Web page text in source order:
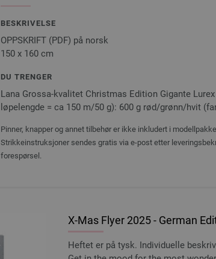
BESKRIVELSE
OPPSKRIFT (PDF) på norsk
150 x 160 cm
DU TRENGER
Lana Grossa-kvalitet Christmas Edition Gigante
løpelengde = ca 150 m/50 g): 600 g rød/grønn/hvit
Pinner, knapper og annet tilbehør er ikke inkludert i
Strikkeinstruksjoner sendes gratis via e-post etter
forespørsel.
X-Mas Flyer 2025 - German
Heftet er på tysk. Individuelle